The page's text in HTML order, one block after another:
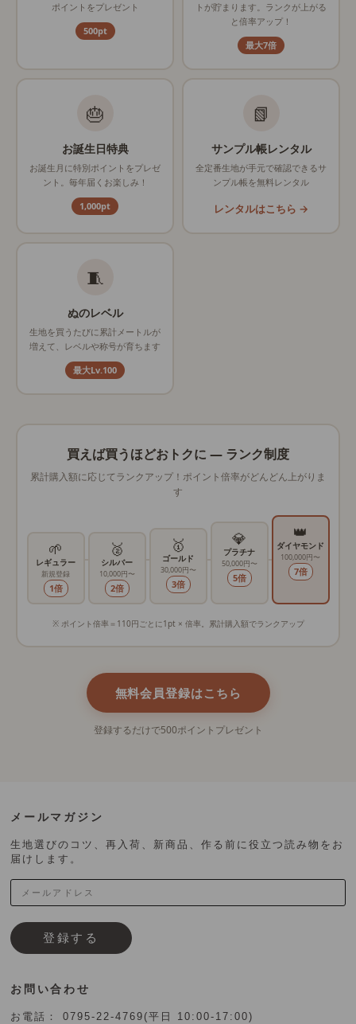
ポイントをプレゼント
500pt
トが貯まります。ランクが上がる
と倍率アップ！
最大7倍
🎂
お誕生日特典
お誕生月に特別ポイントをプレゼ
ント。毎年届くお楽しみ！
1,000pt
📗
サンプル帳レンタル
全定番生地が手元で確認できるサ
ンプル帳を無料レンタル
レンタルはこちら →
🧵
ぬのレベル
生地を買うたびに累計メートルが
増えて、レベルや称号が育ちます
最大Lv.100
買えば買うほどおトクに ― ランク制度
累計購入額に応じてランクアップ！ポイント倍率がどんどん上がりま
す
🌱
レギュラー
新規登録
1倍
🥈
シルバー
10,000円〜
2倍
🥇
ゴールド
30,000円〜
3倍
💎
プラチナ
50,000円〜
5倍
👑
ダイヤモンド
100,000円〜
7倍
※ ポイント倍率＝110円ごとに1pt × 倍率。累計購入額でランクアップ
無料会員登録はこちら
登録するだけで500ポイントプレゼント
メールマガジン
生地選びのコツ、再入荷、新商品、作る前に役立つ読み物をお
届けします。
登録する
お問い合わせ
お電話： 0795-22-4769(平日 10:00-17:00)